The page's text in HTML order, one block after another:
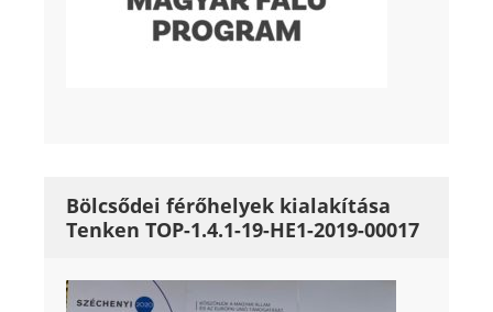
Bölcsődei férőhelyek kialakítása
Tenken TOP-1.4.1-19-HE1-2019-00017